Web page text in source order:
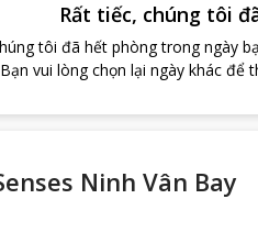
Rất tiếc, chúng tôi
tôi đã hết phòng trong ngày
Bạn vui lòng chọn lại ngày khác để
Ninh Vân Bay